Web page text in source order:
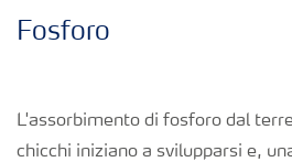
Strumenti e servizi
Fosforo
L'assorbimento di fosforo dal
chicchi iniziano a svilupparsi e,